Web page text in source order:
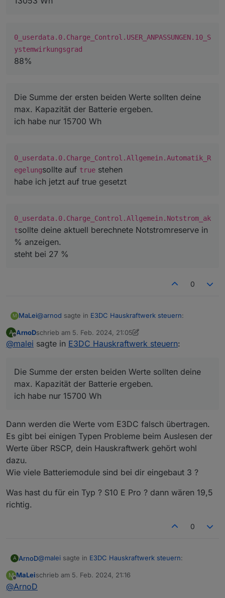
0_userdata.0.Charge_Control.Allgemein.Notst
rom_akt sollte deine aktuell berechnete
Notstromreserve in % anzeigen.
0_userdata.0.Charge_Control.USER_ANPASSUNGEN.10_S
ystemwirkungsgrad
88%
Die Summe der ersten beiden Werte sollten deine
max. Kapazität der Batterie ergeben.
ich habe nur 15700 Wh
0_userdata.0.Charge_Control.Allgemein.Automatik_R
egelungsollte auf true stehen
habe ich jetzt auf true gesetzt
0_userdata.0.Charge_Control.Allgemein.Notstrom_ak
tsollte deine aktuell berechnete Notstromreserve in
% anzeigen.
steht bei 27 %
0
M MaLei@arnod sagte in E3DC Hauskraftwerk steuern:
e3dc-rscp.0.BAT.BAT_0.SPECIFIED_CAPACITY
e3dc-rscp.0.BAT.BAT_1.SPECIFIED_CAPACITY
0_userdata.0.Charge_Control.USER_ANPASSU
Die Summe der ersten beiden Werte sollten deine
max. Kapazität der Batterie ergeben.
ich habe nur 15700 Wh
0_userdata.0.Charge_Control.Allgemein.Au
tomatik_Regelung
true
0_userdata.0.Charge_Control.Allgemein.No
Notstromreserve in % anzeigen.
steht bei 27 %
A
Offline
ArnoDschrieb am 5. Feb. 2024, 21:05
zuletzt editiert von ArnoD2. Mai 2024, 22:10
@malei sagte in E3DC Hauskraftwerk steuern:
Die Summe der ersten beiden Werte sollten deine
max. Kapazität der Batterie ergeben.
ich habe nur 15700 Wh
Dann werden die Werte vom E3DC falsch übertragen.
Es gibt bei einigen Typen Probleme beim Auslesen der
Werte über RSCP, dein Hauskraftwerk gehört wohl
dazu.
Wie viele Batteriemodule sind bei dir eingebaut 3 ?
Was hast du für ein Typ ? S10 E Pro ? dann wären 19,5
richtig.
0
A ArnoD@malei sagte in E3DC Hauskraftwerk steuern:
M
Offline
MaLeischrieb am 5. Feb. 2024, 21:16
zuletzt editiert von
@ArnoD